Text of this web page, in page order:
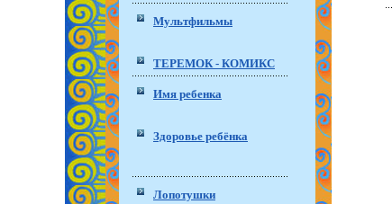
Мультфильмы
ТЕРЕМОК - КОМИКС
Имя ребенка
Здоровье ребёнка
Лопотушки